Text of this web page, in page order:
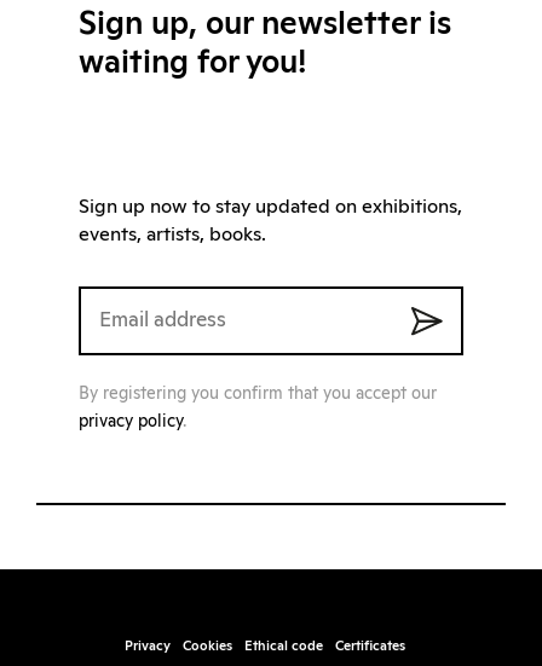
Sign up, our newsletter is
waiting for you!
Sign up now to stay updated on exhibitions,
events, artists, books.
By registering you confirm that you accept our
privacy policy.
Privacy Cookies Ethical code Certificates